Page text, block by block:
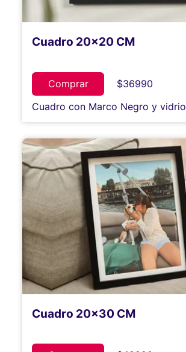
Cuadro 20x20 CM
Comprar
$36990
Cuadro con Marco Negro y vidrio
Cuadro 20x30 CM